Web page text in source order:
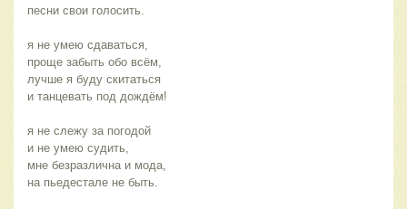
песни свои голосить.
я не умею сдаваться,
проще забыть обо всём,
лучше я буду скитаться
и танцевать под дождём!
я не слежу за погодой
и не умею судить,
мне безразлична и мода,
на пьедестале не быть.